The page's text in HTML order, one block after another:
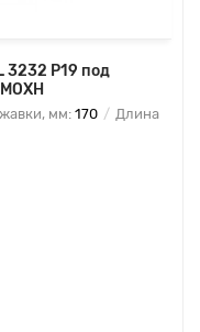
3232 P19 под
мм:170
Длина